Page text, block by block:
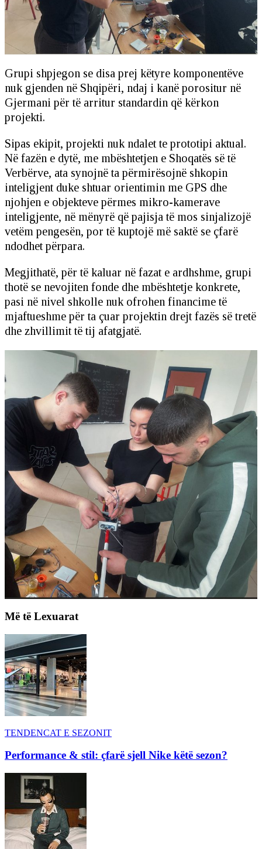
Grupi shpjegon se disa prej këtyre komponentëve
nuk gjenden në Shqipëri, ndaj i kanë porositur në
Gjermani për të arritur standardin që kërkon
projekti.
Sipas ekipit, projekti nuk ndalet te prototipi aktual.
Në fazën e dytë, me mbështetjen e Shoqatës së të
Verbërve, ata synojnë ta përmirësojnë shkopin
inteligjent duke shtuar orientimin me GPS dhe
njohjen e objekteve përmes mikro-kamerave
inteligjente, në mënyrë që pajisja të mos sinjalizojë
vetëm pengesën, por të kuptojë më saktë se çfarë
ndodhet përpara.
Megjithatë, për të kaluar në fazat e ardhshme, grupi
thotë se nevojiten fonde dhe mbështetje konkrete,
pasi në nivel shkolle nuk ofrohen financime të
mjaftueshme për ta çuar projektin drejt fazës së tretë
dhe zhvillimit të tij afatgjatë.
Më të Lexuarat
TENDENCAT E SEZONIT
Performance & stil: çfarë sjell Nike këtë sezon?